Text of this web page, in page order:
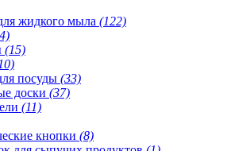
жидкого мыла (122)
(15)
посуды (33)
доски (37)
(11)
кнопки (8)